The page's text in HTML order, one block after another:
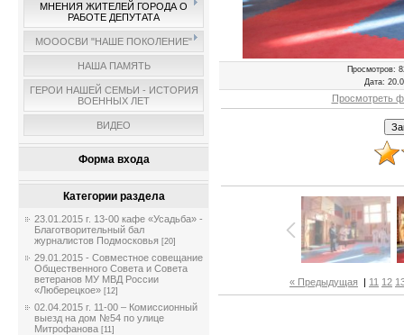
МНЕНИЯ ЖИТЕЛЕЙ ГОРОДА О
РАБОТЕ ДЕПУТАТА
МОООСВИ "НАШЕ ПОКОЛЕНИЕ"
НАША ПАМЯТЬ
ГЕРОИ НАШЕЙ СЕМЬИ - ИСТОРИЯ
ВОЕННЫХ ЛЕТ
ВИДЕО
Форма входа
Категории раздела
23.01.2015 г. 13-00 кафе «Усадьба» -
Благотворительный бал
журналистов Подмосковья [20]
29.01.2015 - Совместное совещание
Общественного Совета и Совета
ветеранов МУ МВД России
«Люберецкое» [12]
02.04.2015 г. 11-00 – Комиссионный
выезд на дом №54 по улице
Митрофанова [11]
Просмотров:
Дата:
Просмотреть
« Предыдущая | 11 12